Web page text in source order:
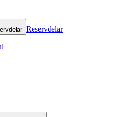
Reservdelar